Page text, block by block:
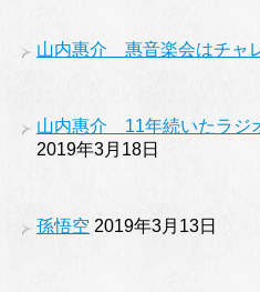
山内惠介 惠音楽会はチャ
山内惠介 11年続いたラジ
2019年3月18日
孫悟空 2019年3月13日